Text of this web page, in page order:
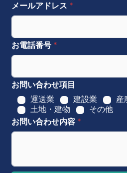
名
メールアドレス*
お電話番号*
お問い合わせ項目
運送業
建設業 産
土地・建物
その他
お問い合わせ内容*